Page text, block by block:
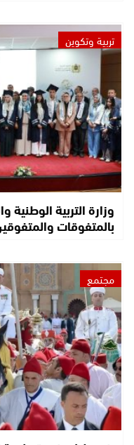
تربية وتكوين
وزارة التربية الوطنية
بالمتفوقات
مجتمع